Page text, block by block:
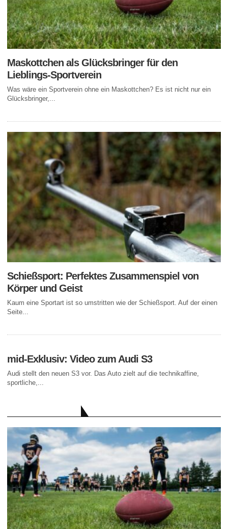
Maskottchen als Glücksbringer für den
Lieblings-Sportverein
Was wäre ein Sportverein ohne ein Maskottchen? Es ist nicht nur ein
Glücksbringer,...
Schießsport: Perfektes Zusammenspiel von
Körper und Geist
Kaum eine Sportart ist so umstritten wie der Schießsport. Auf der einen
Seite...
mid-Exklusiv: Video zum Audi S3
Audi stellt den neuen S3 vor. Das Auto zielt auf die technikaffine,
sportliche,...